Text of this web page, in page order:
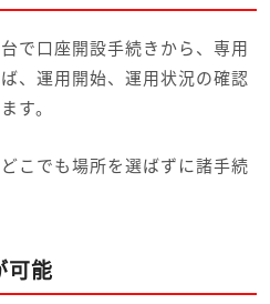
で口座開設手続きから、専用
、運用開始、運用状況の確認
す。
こでも場所を選ばずに諸手続
可能